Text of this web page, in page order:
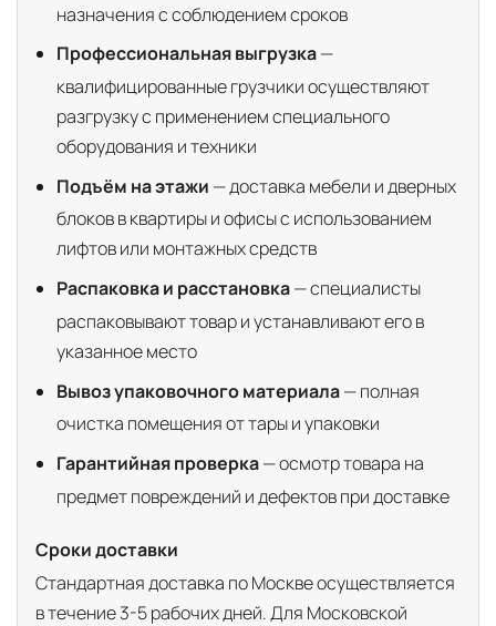
назначения с соблюдением сроков
Профессиональная выгрузка—
квалифицированные грузчики осуществляют
разгрузку с применением специального
оборудования и техники
Подъём на этажи — доставка мебели и дверных
блоков в квартиры и офисы с использованием
лифтов или монтажных средств
Распаковка и расстановка— специалисты
распаковывают товар и устанавливают его в
указанное место
Вывоз упаковочного материала— полная
очистка помещения от тары и упаковки
Гарантийная проверка— осмотр товара на
предмет повреждений и дефектов при доставке
Сроки доставки
Стандартная доставка по Москве осуществляется
в течение 3-5 рабочих дней. Для Московской